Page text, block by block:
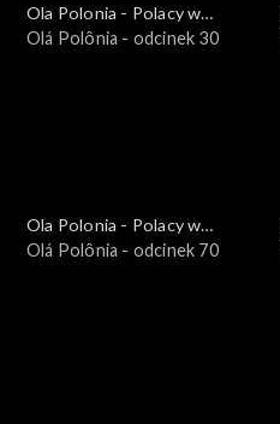
Ola Polonia - Polacy w
Brazylii i Ameryce
Olá Polônia - odcinek 30
Ola Polonia - Polacy w
Brazylii i Ameryce
Olá Polônia - odcinek 70